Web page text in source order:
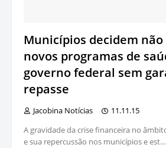
Municípios decidem
novos programas de
governo federal sem
repasse
Jacobina Notícias
11.11.15
A gravidade da crise financeira no
e sua repercussão nos municípios e est…